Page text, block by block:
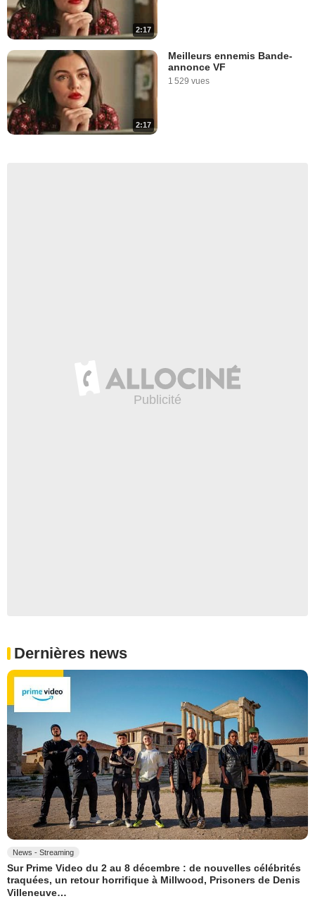
2:17
2:17
Meilleurs ennemis Bande-
annonce VF
1 529 vues
Dernières news
News - Streaming
Sur Prime Video du 2 au 8 décembre : de nouvelles célébrités
traquées, un retour horrifique à Millwood, Prisoners de Denis
Villeneuve…